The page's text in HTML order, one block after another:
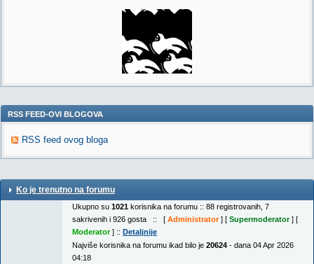
RSS FEED-OVI BLOGOVA
RSS feed ovog bloga
Ko je trenutno na forumu
Ukupno su 1021 korisnika na forumu :: 88 registrovanih, 7
sakrivenih i 926 gosta :: [ Administrator] [ Supermoderator] [
Moderator] :: Detaljnije
Najviše korisnika na forumu ikad bilo je 20624 - dana 04 Apr 2026
04:18